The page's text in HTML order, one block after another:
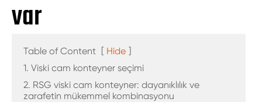
var
Table of Content [ Hide ]
1. Viski cam konteyner seçimi
2. RSG viski cam konteyner: dayanıklılık ve
zarafetin mükemmel kombinasyonu